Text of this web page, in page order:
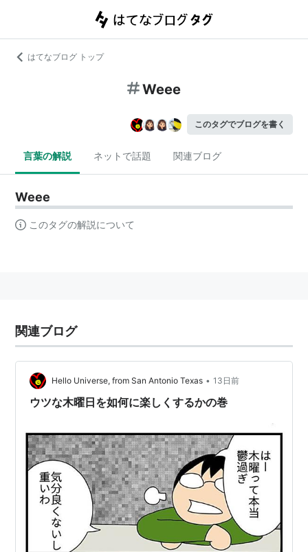
はてなブログ トップ
Weee
このタグでブログを書く
言葉の解説 ネットで話題 関連ブログ
Weee
このタグの解説について
関連ブログ
Hello Universe, from San Antonio Texas • 13日前
ウツな木曜日を如何に楽しくするかの巻